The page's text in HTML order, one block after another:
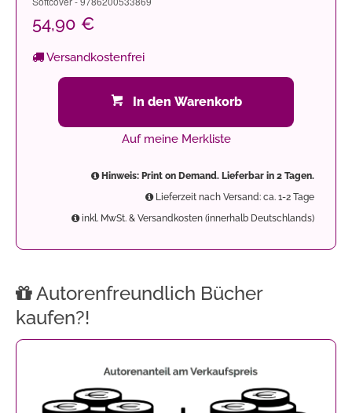
54,90 €
Versandkostenfrei
In den Warenkorb
Auf meine Merkliste
Hinweis: Print on Demand. Lieferbar in 2 Tagen.
Lieferzeit nach Versand: ca. 1-2 Tage
inkl. MwSt. & Versandkosten (innerhalb Deutschlands)
Autorenfreundlich Bücher
kaufen?!